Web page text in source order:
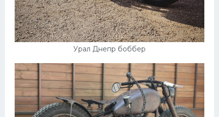
Урал Днепр боббер